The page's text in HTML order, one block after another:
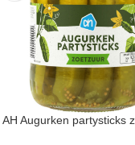
AH Augurken partysticks